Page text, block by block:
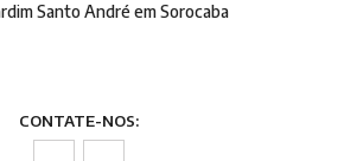
Santo André em Sorocaba
CONTATE-NOS: